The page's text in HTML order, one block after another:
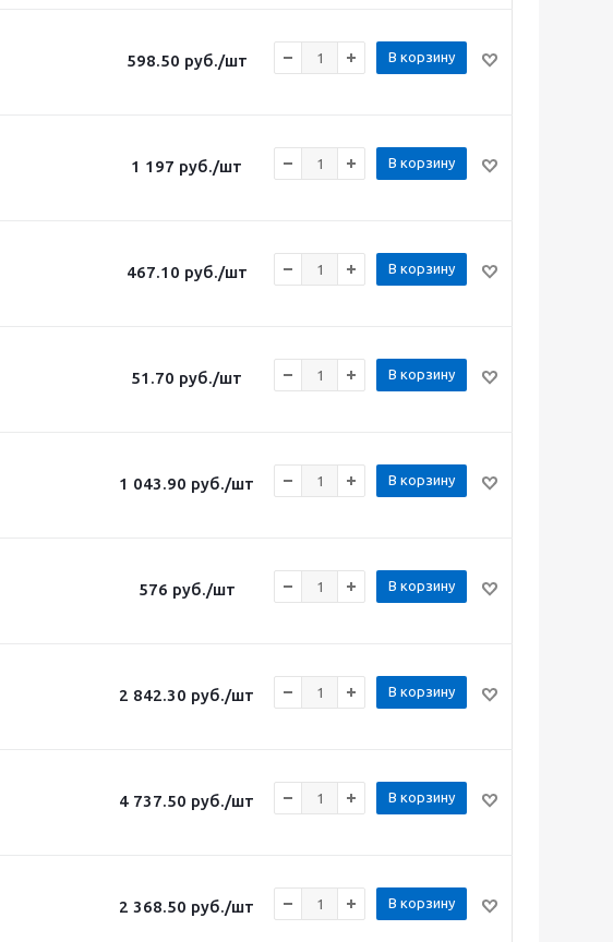
598.50 руб./шт В корзину
1 197 руб./шт В корзину
467.10 руб./шт В корзину
51.70 руб./шт В корзину
1 043.90 руб./шт В корзину
576 руб./шт В корзину
2 842.30 руб./шт В корзину
4 737.50 руб./шт В корзину
2 368.50 руб./шт В корзину